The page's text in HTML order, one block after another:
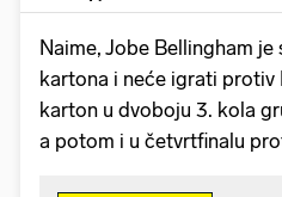
Naime, Jobe Bellingham
kartona i neće igrati protiv
karton u dvoboju 3. kola
a potom i u četvrtfinalu